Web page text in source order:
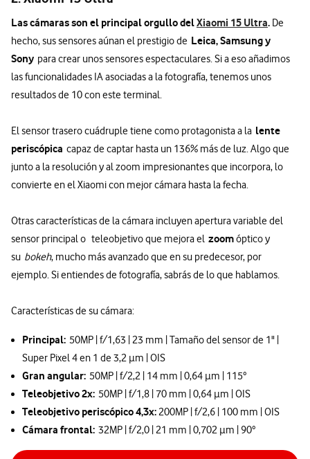
Las cámaras son el principal orgullo delXiaomi 15 Ultra. De
hecho, sus sensores aúnan el prestigio de Leica, Samsung y
Sony para crear unos sensores espectaculares. Si a eso añadimos
las funcionalidades IA asociadas a la fotografía, tenemos unos
resultados de 10 con este terminal.
El sensor trasero cuádruple tiene como protagonista a la lente
periscópica capaz de captar hasta un 136% más de luz. Algo que
junto a la resolución y al zoom impresionantes que incorpora, lo
convierte en el Xiaomi con mejor cámara hasta la fecha.
Otras características de la cámara incluyen apertura variable del
sensor principal o teleobjetivo que mejora el zoomóptico y
su bokeh, mucho más avanzado que en su predecesor, por
ejemplo. Si entiendes de fotografía, sabrás de lo que hablamos.
Características de su cámara:
Principal: 50MP | f/1,63 | 23 mm | Tamaño del sensor de 1" |
Super Pixel 4 en 1 de 3,2 µm | OIS
Gran angular: 50MP | f/2,2 | 14 mm | 0,64 µm | 115°
Teleobjetivo 2x: 50MP | f/1,8 | 70 mm | 0,64 µm | OIS
Teleobjetivo periscópico 4,3x: 200MP | f/2,6 | 100 mm | OIS
Cámara frontal: 32MP | f/2,0 | 21 mm | 0,702 µm | 90°